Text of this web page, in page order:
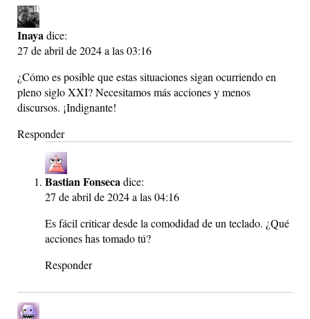
Inayadice:
27 de abril de 2024 a las 03:16
¿Cómo es posible que estas situaciones sigan ocurriendo en
pleno siglo XXI? Necesitamos más acciones y menos
discursos. ¡Indignante!
Responder
Bastian Fonsecadice:
27 de abril de 2024 a las 04:16
Es fácil criticar desde la comodidad de un teclado. ¿Qué
acciones has tomado tú?
Responder